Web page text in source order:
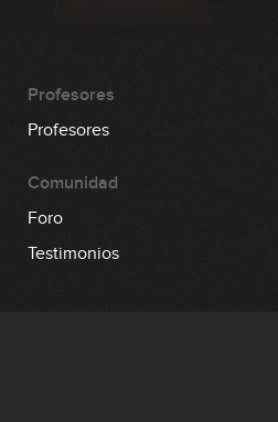
Profesores
Profesores
Comunidad
Foro
Testimonios